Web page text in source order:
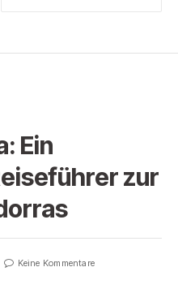
Ein
zur
Keine Kommentare